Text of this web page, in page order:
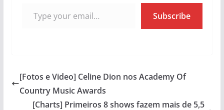
Subscribe
[Fotos e Video] Celine Dion nos Academy Of
Country Music Awards
[Charts] Primeiros 8 shows fazem mais de 5,5